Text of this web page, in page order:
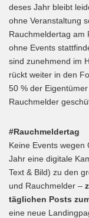
deses Jahr bleibt
ohne Veranstaltung
Rauchmeldertag am
ohne Events
sind zunehmend im
rückt weiter in den
50 % der
Rauchmelder
#Rauchmeldertag
Keine Events wegen
Jahr eine digitale
Text & Bild) zu den
und Rauchmelder –
täglichen Posts
eine neue